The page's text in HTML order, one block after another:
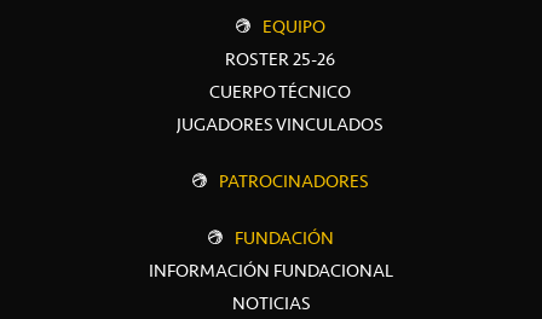
EQUIPO
ROSTER 25-26
CUERPO TÉCNICO
JUGADORES VINCULADOS
PATROCINADORES
FUNDACIÓN
INFORMACIÓN FUNDACIONAL
NOTICIAS